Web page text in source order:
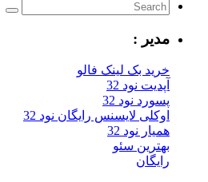
مدیر :
خرید بک لینک فالو
آپدیت نود 32
پسورد نود 32
اوکلی لایسنس رایگان نود 32
همیار نود 32
بهترین سئو
رایگان